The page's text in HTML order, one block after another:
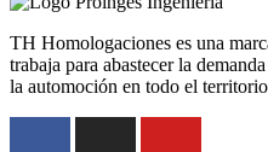
TH Homologaciones es una
trabaja para abastecer la
la automoción en todo el